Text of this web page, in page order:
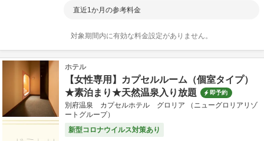
直近1か月の参考料金
対象期間内に有効な料金設定がありません。
ホテル
【女性専用】カプセルルーム（個室タイプ）
★素泊まり★天然温泉入り放題
即予約
別府温泉 カプセルホテル グロリア （ニューグロリアリゾ
ートグループ）
新型コロナウイルス対策あり